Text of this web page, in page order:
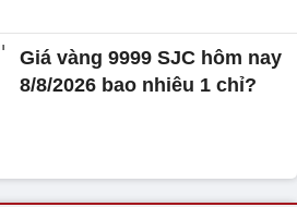
Giá vàng 9999 SJC hôm nay
8/8/2026 bao nhiêu 1 chỉ?